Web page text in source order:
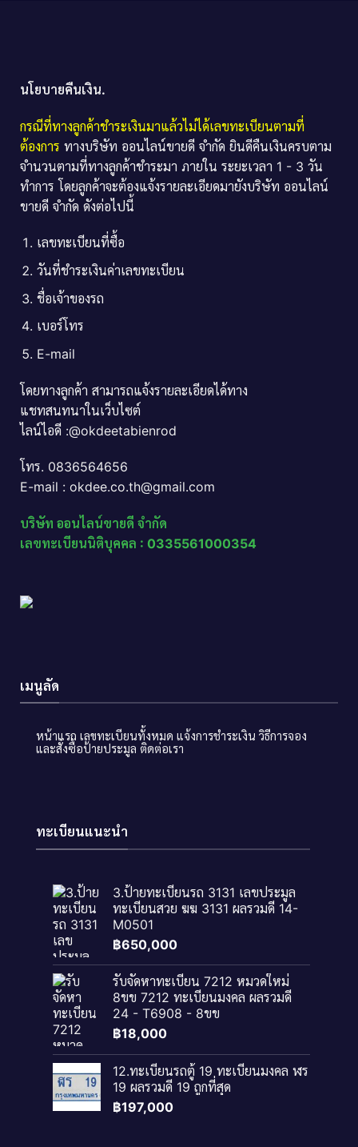
นโยบายคืนเงิน.
กรณีที่ทางลูกค้าชำระเงินมาแล้วไม่ได้เลขทะเบียนตามที่
ต้องการ ทางบริษัท ออนไลน์ขายดี จำกัด ยินดีคืนเงินครบตาม
จำนวนตามที่ทางลูกค้าชำระมา ภายใน ระยะเวลา 1 - 3 วัน
ทำการ โดยลูกค้าจะต้องแจ้งรายละเอียดมายังบริษัท ออนไลน์
ขายดี จำกัด ดังต่อไปนี้
เลขทะเบียนที่ซื้อ
วันที่ชำระเงินค่าเลขทะเบียน
ชื่อเจ้าของรถ
เบอร์โทร
E-mail
โดยทางลูกค้า สามารถแจ้งรายละเอียดได้ทาง
แชทสนทนาในเว็บไซต์
ไลน์ไอดี :@okdeetabienrod
โทร. 0836564656
E-mail : okdee.co.th@gmail.com
บริษัท ออนไลน์ขายดี จำกัด
เลขทะเบียนนิติบุคคล : 0335561000354
เมนูลัด
หน้าแรก เลขทะเบียนทั้งหมด แจ้งการชำระเงิน วิธีการจอง
และสั่งซื้อป้ายประมูล ติดต่อเรา
ทะเบียนแนะนำ
3.ป้ายทะเบียนรถ 3131 เลขประมูล
ทะเบียนสวย ฆฆ 3131 ผลรวมดี 14-
M0501
฿650,000
รับจัดหาทะเบียน 7212 หมวดใหม่
8ขข 7212 ทะเบียนมงคล ผลรวมดี
24 - T6908 - 8ขข
฿18,000
12.ทะเบียนรถตู้ 19 ทะเบียนมงคล ฬร
19 ผลรวมดี 19 ถูกที่สุด
฿197,000